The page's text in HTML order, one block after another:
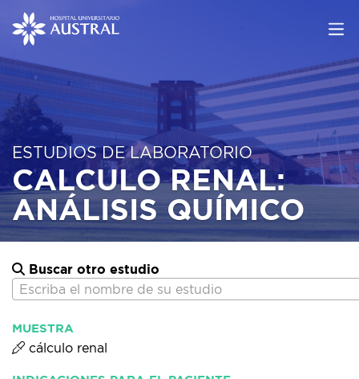
ESTUDIOS DE LABORATORIO
CALCULO RENAL:
ANÁLISIS QUÍMICO
Buscar otro estudio
Escriba el nombre de su estudio
MUESTRA
cálculo renal